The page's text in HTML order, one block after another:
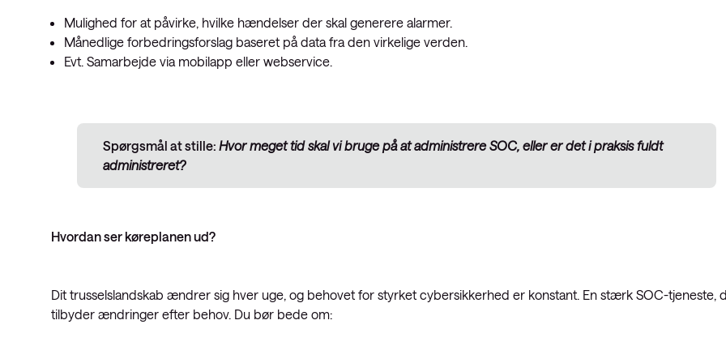
Mulighed for at påvirke, hvilke hændelser der skal generere alarmer.
Månedlige forbedringsforslag baseret på data fra den virkelige verden.
Evt. Samarbejde via mobilapp eller webservice.
Spørgsmål at stille: Hvor meget tid skal vi bruge på at administrere SOC, eller er det i praksis fuldt
administreret?
Hvordan ser køreplanen ud?
Dit trusselslandskab ændrer sig hver uge, og behovet for styrket cybersikkerhed er konstant. En stærk SOC-tjeneste,
tilbyder ændringer efter behov. Du bør bede om: